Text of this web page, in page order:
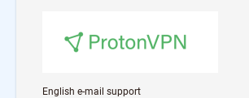
English e-mail support